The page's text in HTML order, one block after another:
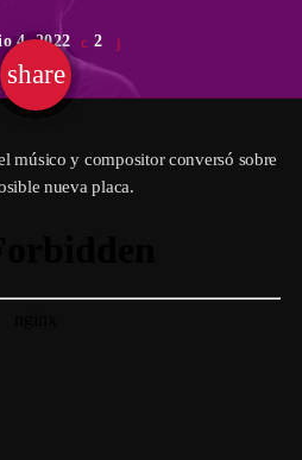
4, 2022 2
share
email
músico y compositor conversó sobre
nueva placa.